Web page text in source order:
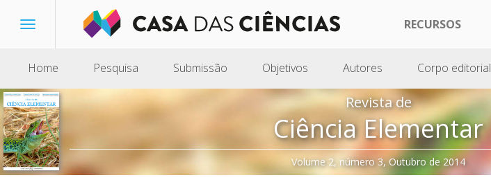
Toggle
RECURSOS
Home Pesquisa Submissão Objetivos Autores Corpo editorial
Revista de
Ciência Elementar
Volume 2, número 3, Outubro de 2014